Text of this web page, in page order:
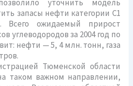
уточнить модель
запасы нефти категории С1
ожидаемый прирост
углеводородов за 2004 год по
нефти — 5, 4 млн. тонн, газа
Тюменской области
таком важном направлении,